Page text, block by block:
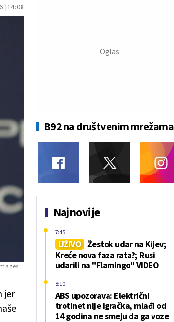
14:08
jer
B92 na društvenim mrežama
Najnovije
UŽIVO Žestok udar na Kijev;
Kreće nova faza rata?; Rusi
udarili na "Flamingo" VIDEO
7:45
ABS upozorava: Električni
trotinet nije igračka, mlađi od
14 godina ne smeju da ga voze
8:10